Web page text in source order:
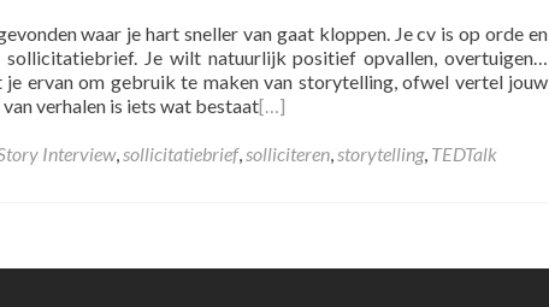
waar je hart sneller van gaat kloppen. Je cv is op orde en
Je wilt natuurlijk positief opvallen, overtuigen…
je ervan om gebruik te maken van storytelling, ofwel vertel jouw
verhalen is iets wat bestaat[…]
Interview,sollicitatiebrief,solliciteren,storytelling, TEDTalk